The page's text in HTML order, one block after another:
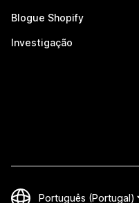
Blogue Shopify
Investigação